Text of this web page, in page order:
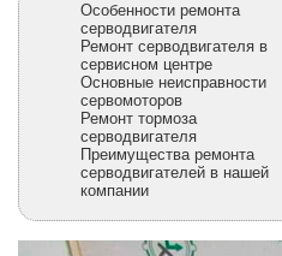
Особенности ремонта
серводвигателя
Ремонт серводвигателя в
сервисном центре
Основные неисправности
сервомоторов
Ремонт тормоза
серводвигателя
Преимущества ремонта
серводвигателей в нашей
компании